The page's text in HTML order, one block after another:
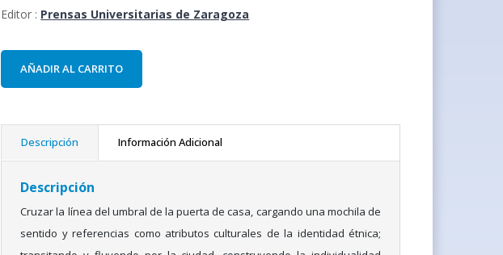
Editor : Prensas Universitarias de Zaragoza
AÑADIR AL CARRITO
Descripción Información Adicional
Descripción
Cruzar la línea del umbral de la puerta de casa, cargando una mochila de
sentido y referencias como atributos culturales de la identidad étnica;